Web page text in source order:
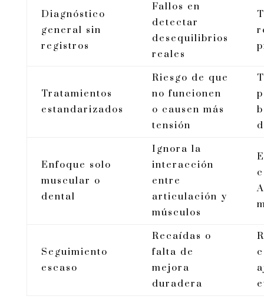
Diagnóstico
general sin
registros
Fallos en
detectar
desequilibrios
reales
Tratamientos
estandarizados
Riesgo de que
no funcionen
o causen más
tensión
Enfoque solo
muscular o
dental
Ignora la
interacción
entre
articulación y
músculos
Seguimiento
escaso
Recaídas o
falta de
mejora
duradera